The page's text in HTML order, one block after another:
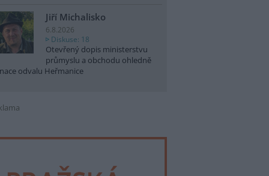
Jiří Michalisko
6.8.2026
Diskuse: 18
Otevřený dopis ministerstvu
průmyslu a obchodu ohledně
odvalu Heřmanice